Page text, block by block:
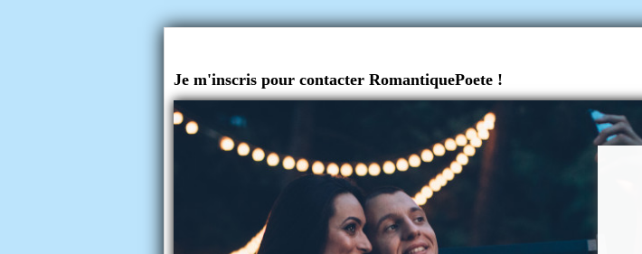
Je m'inscris pour contacter RomantiquePoete !